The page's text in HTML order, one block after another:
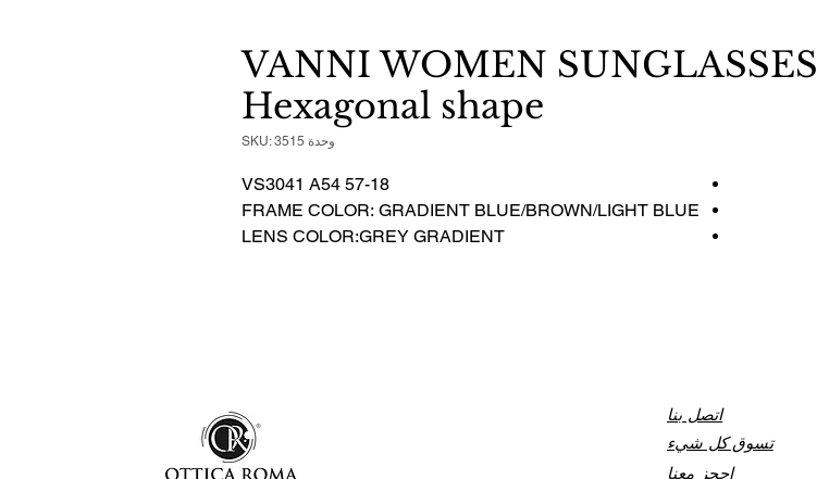
VANNI WOMEN SUNGLASSES
Hexagonal shape
وحدة SKU: 3515
VS3041 A54 57-18
FRAME COLOR: GRADIENT BLUE/BROWN/LIGHT BLUE
LENS COLOR:GREY GRADIENT
اتصل بنا
تسوق كل شيء
احجز معنا